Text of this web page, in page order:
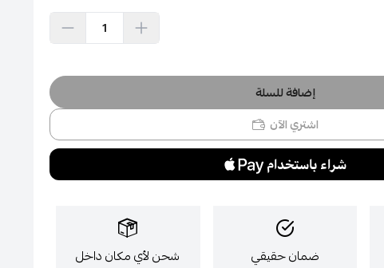
إضافة للسلة
اشتري الآن
ضمان حقيقي
شحن لأي مكان داخل